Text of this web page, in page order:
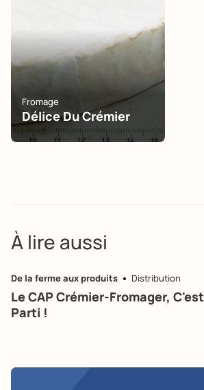
Fromage
Délice Du Crémier
À lire aussi
De la ferme aux produits Distribution
Le CAP Crémier-Fromager, C'est
Parti !